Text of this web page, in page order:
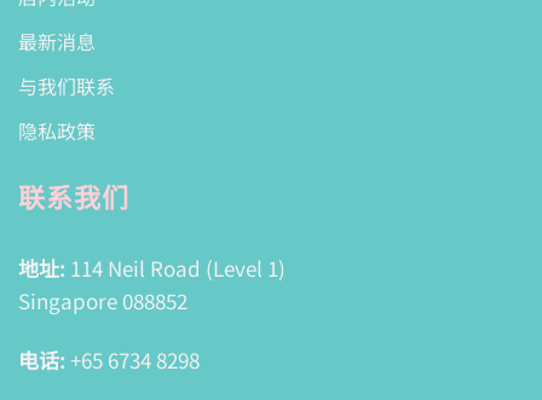
最新消息
与我们联系
隐私政策
联系我们
地址: 114 Neil Road (Level 1)
Singapore 088852
电话: +65 6734 8298